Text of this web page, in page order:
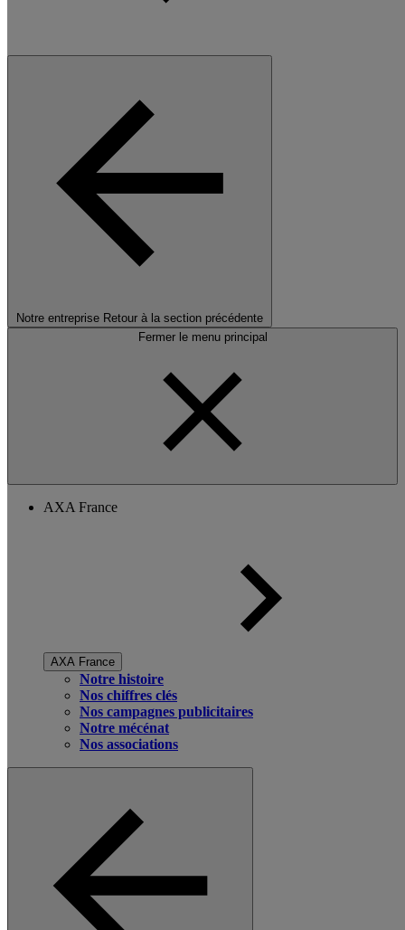
Notre entreprise Retour à la section précédente
Fermer le menu principal
AXA France
AXA France
Notre histoire
Nos chiffres clés
Nos campagnes publicitaires
Notre mécénat
Nos associations